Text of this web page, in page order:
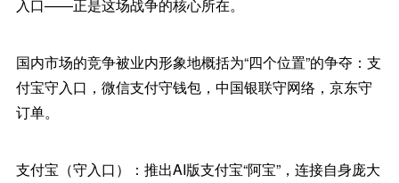
入口——正是这场战争的核心所在。
国内市场的竞争被业内形象地概括为“四个位置”的争夺：支
付宝守入口，微信支付守钱包，中国银联守网络，京东守
订单。
支付宝（守入口）：推出AI版支付宝“阿宝”，连接自身庞大